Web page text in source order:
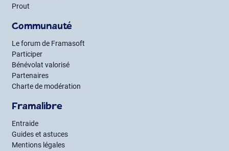
Prout
Communauté
Le forum de Framasoft
Participer
Bénévolat valorisé
Partenaires
Charte de modération
Framalibre
Entraide
Guides et astuces
Mentions légales